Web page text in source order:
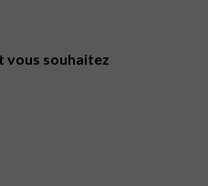
vous souhaitez